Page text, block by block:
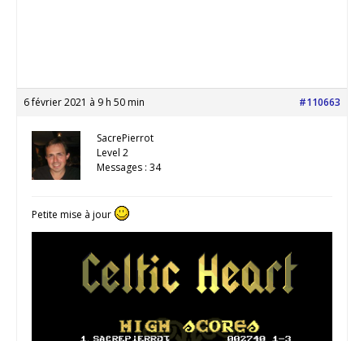
6 février 2021 à 9 h 50 min #110663
SacrePierrot
Level 2
Messages : 34
Petite mise à jour